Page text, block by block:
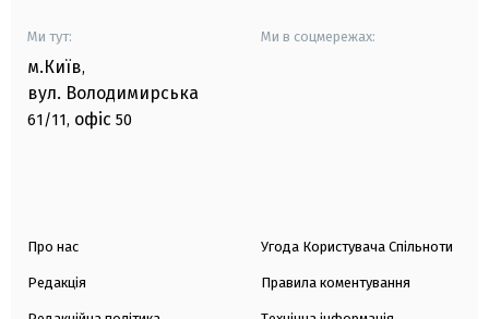
Ми тут:
м.Київ,
вул. Володимирська
61/11, офіс 50
Ми в соцмережах:
Про нас
Редакція
Угода Користувача Спільноти
Правила коментування